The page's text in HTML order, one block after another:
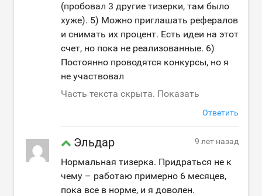
(пробовал 3 другие тизерки, там было
хуже). 5) Можно приглашать рефералов
и снимать их процент. Есть идеи на этот
счет, но пока не реализованные. 6)
Постоянно проводятся конкурсы, но я
не участвовал
Часть текста скрыта. Показать
Ответить
Эльдар 9 лет назад
Нормальная тизерка. Придраться не к
чему – работаю примерно 6 месяцев,
пока все в норме, и я доволен.